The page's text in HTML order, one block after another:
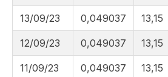
13/09/23 0,049037 13,15
12/09/23 0,049037 13,15
11/09/23 0,049037 13,15